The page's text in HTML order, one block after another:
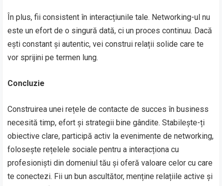
În plus, fii consistent în interacțiunile tale. Networking-ul nu
este un efort de o singură dată, ci un proces continuu. Dacă
ești constant și autentic, vei construi relații solide care te
vor sprijini pe termen lung.
Concluzie
Construirea unei rețele de contacte de succes în business
necesită timp, efort și strategii bine gândite. Stabilește-ți
obiective clare, participă activ la evenimente de networking,
folosește rețelele sociale pentru a interacționa cu
profesioniști din domeniul tău și oferă valoare celor cu care
te conectezi. Fii un bun ascultător, menține relațiile active și